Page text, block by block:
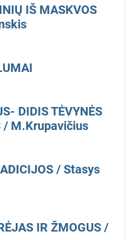
IŠ MASKVOS
DIDIS TĖVYNĖS
/ M.Krupavičius
/ Stasys
IR ŽMOGUS /